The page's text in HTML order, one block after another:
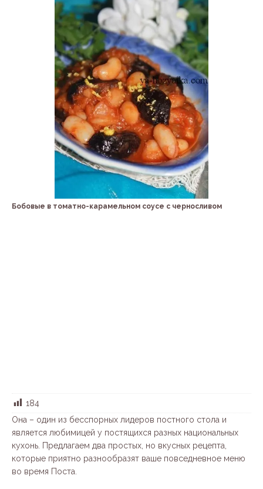
Бобовые в томатно-карамельном соусе с черносливом
184
Она – один из бесспорных лидеров постного стола и
является любимицей у постящихся разных национальных
кухонь. Предлагаем два простых, но вкусных рецепта,
которые приятно разнообразят ваше повседневное меню
во время Поста.